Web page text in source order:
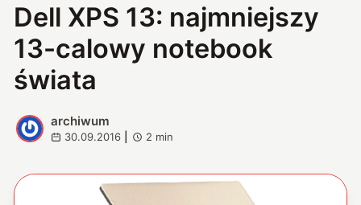
Dell XPS 13: najmniejszy
13-calowy notebook
świata
A
archiwum
30.09.2016 2 min